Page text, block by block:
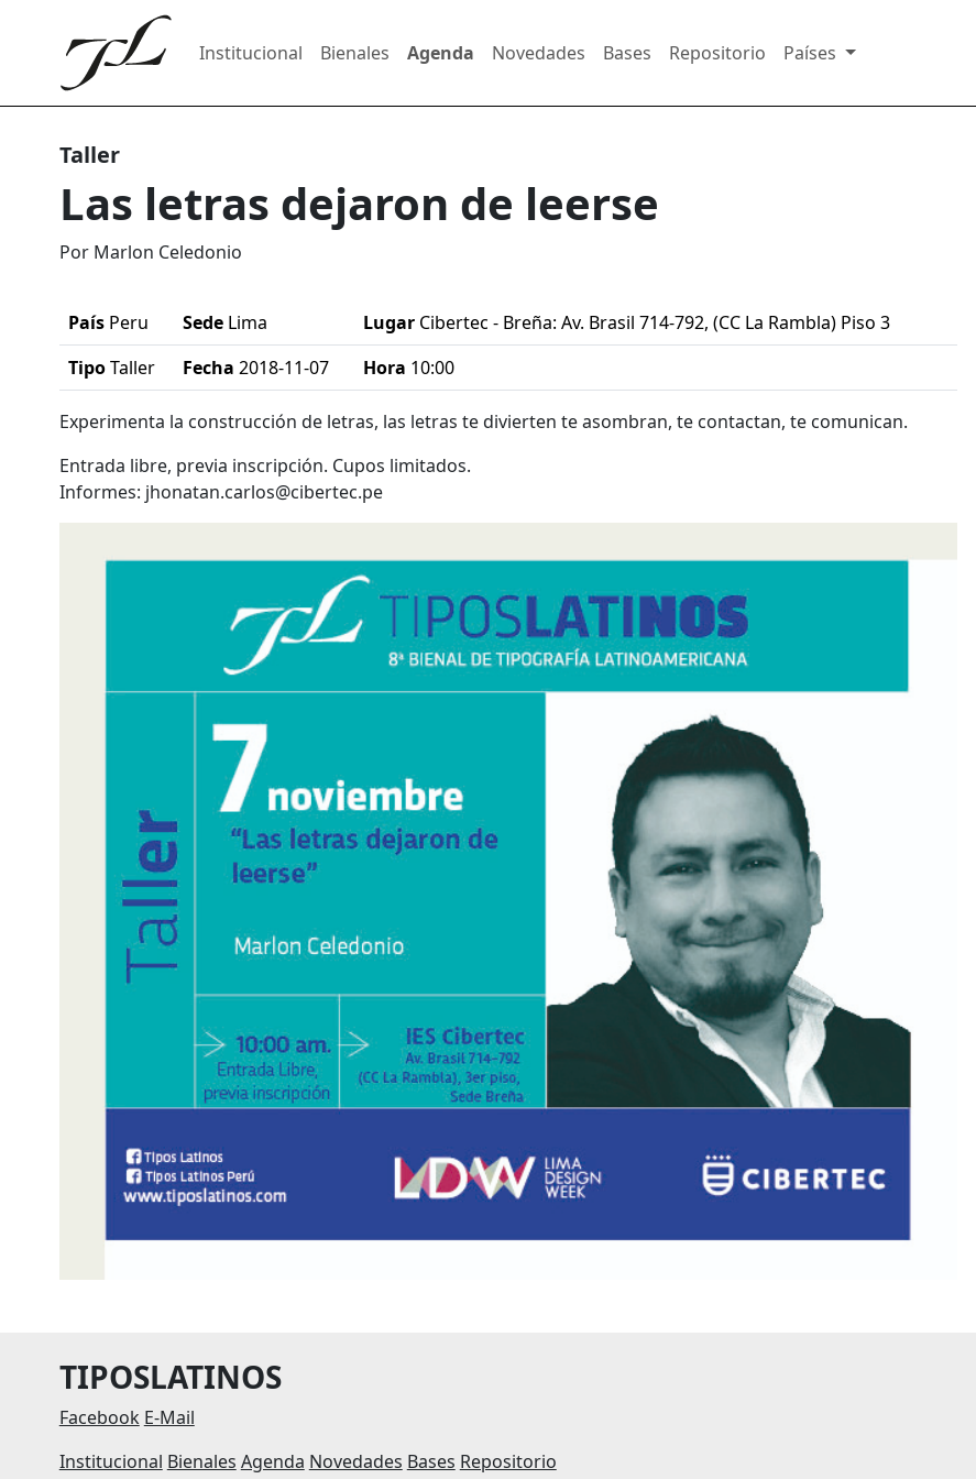
Institucional Bienales Agenda Novedades Bases Repositorio Países
Taller
Las letras dejaron de leerse
Por Marlon Celedonio
País Peru Sede Lima Lugar Cibertec - Breña: Av. Brasil 714-792, (CC La Rambla) Piso 3
TipoTaller Fecha 2018-11-07 Hora 10:00
Experimenta la construcción de letras, las letras te divierten te asombran, te contactan, te comunican.
Entrada libre, previa inscripción. Cupos limitados.
Informes: jhonatan.carlos@cibertec.pe
TIPOSLATINOS
Facebook E-Mail
Institucional Bienales Agenda Novedades Bases Repositorio